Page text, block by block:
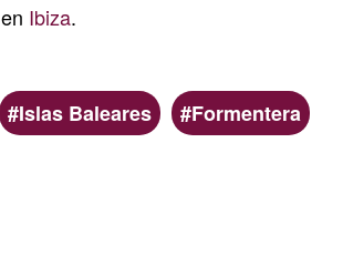
en Ibiza.
Islas Baleares Formentera